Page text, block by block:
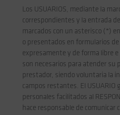
Los USUARIOS, mediante la
correspondientes y la entrada
marcados con un asterisco (*)
o presentados en formularios
expresamente y de forma libre
son necesarios para atender su
prestador, siendo voluntaria la
campos restantes. El USUARIO
personales facilitados al
hace responsable de comunicar